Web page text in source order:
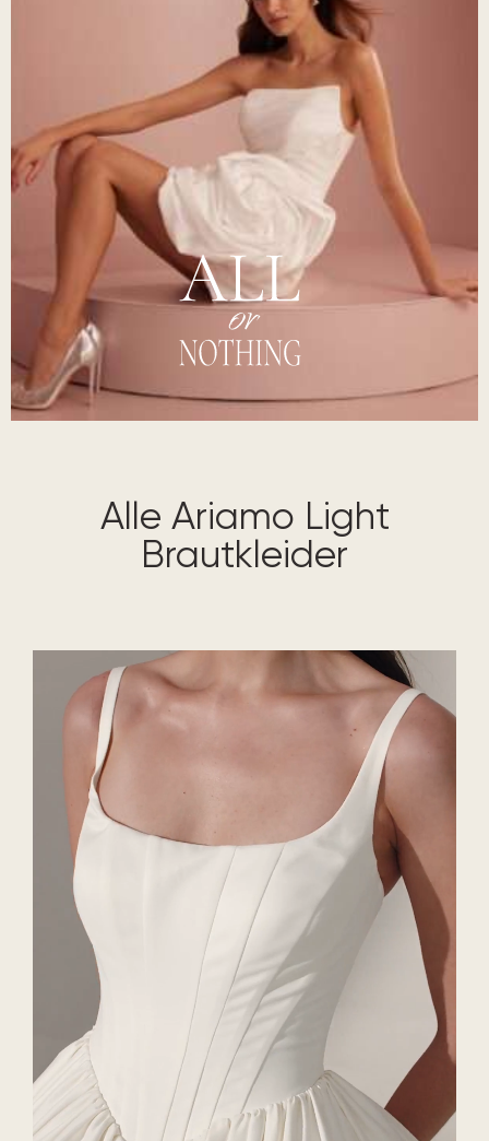
Ariamo
Alle Ariamo Light
Brautkleider